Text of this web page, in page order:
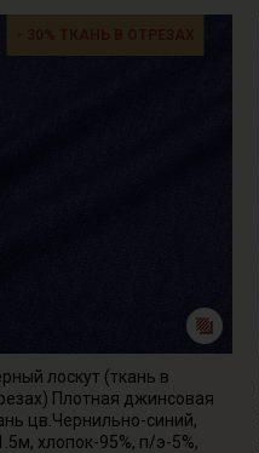
лоскут (ткань в
Плотная джинсовая
цв.Чернильно-синий,
хлопок-95%, п/э-5%,